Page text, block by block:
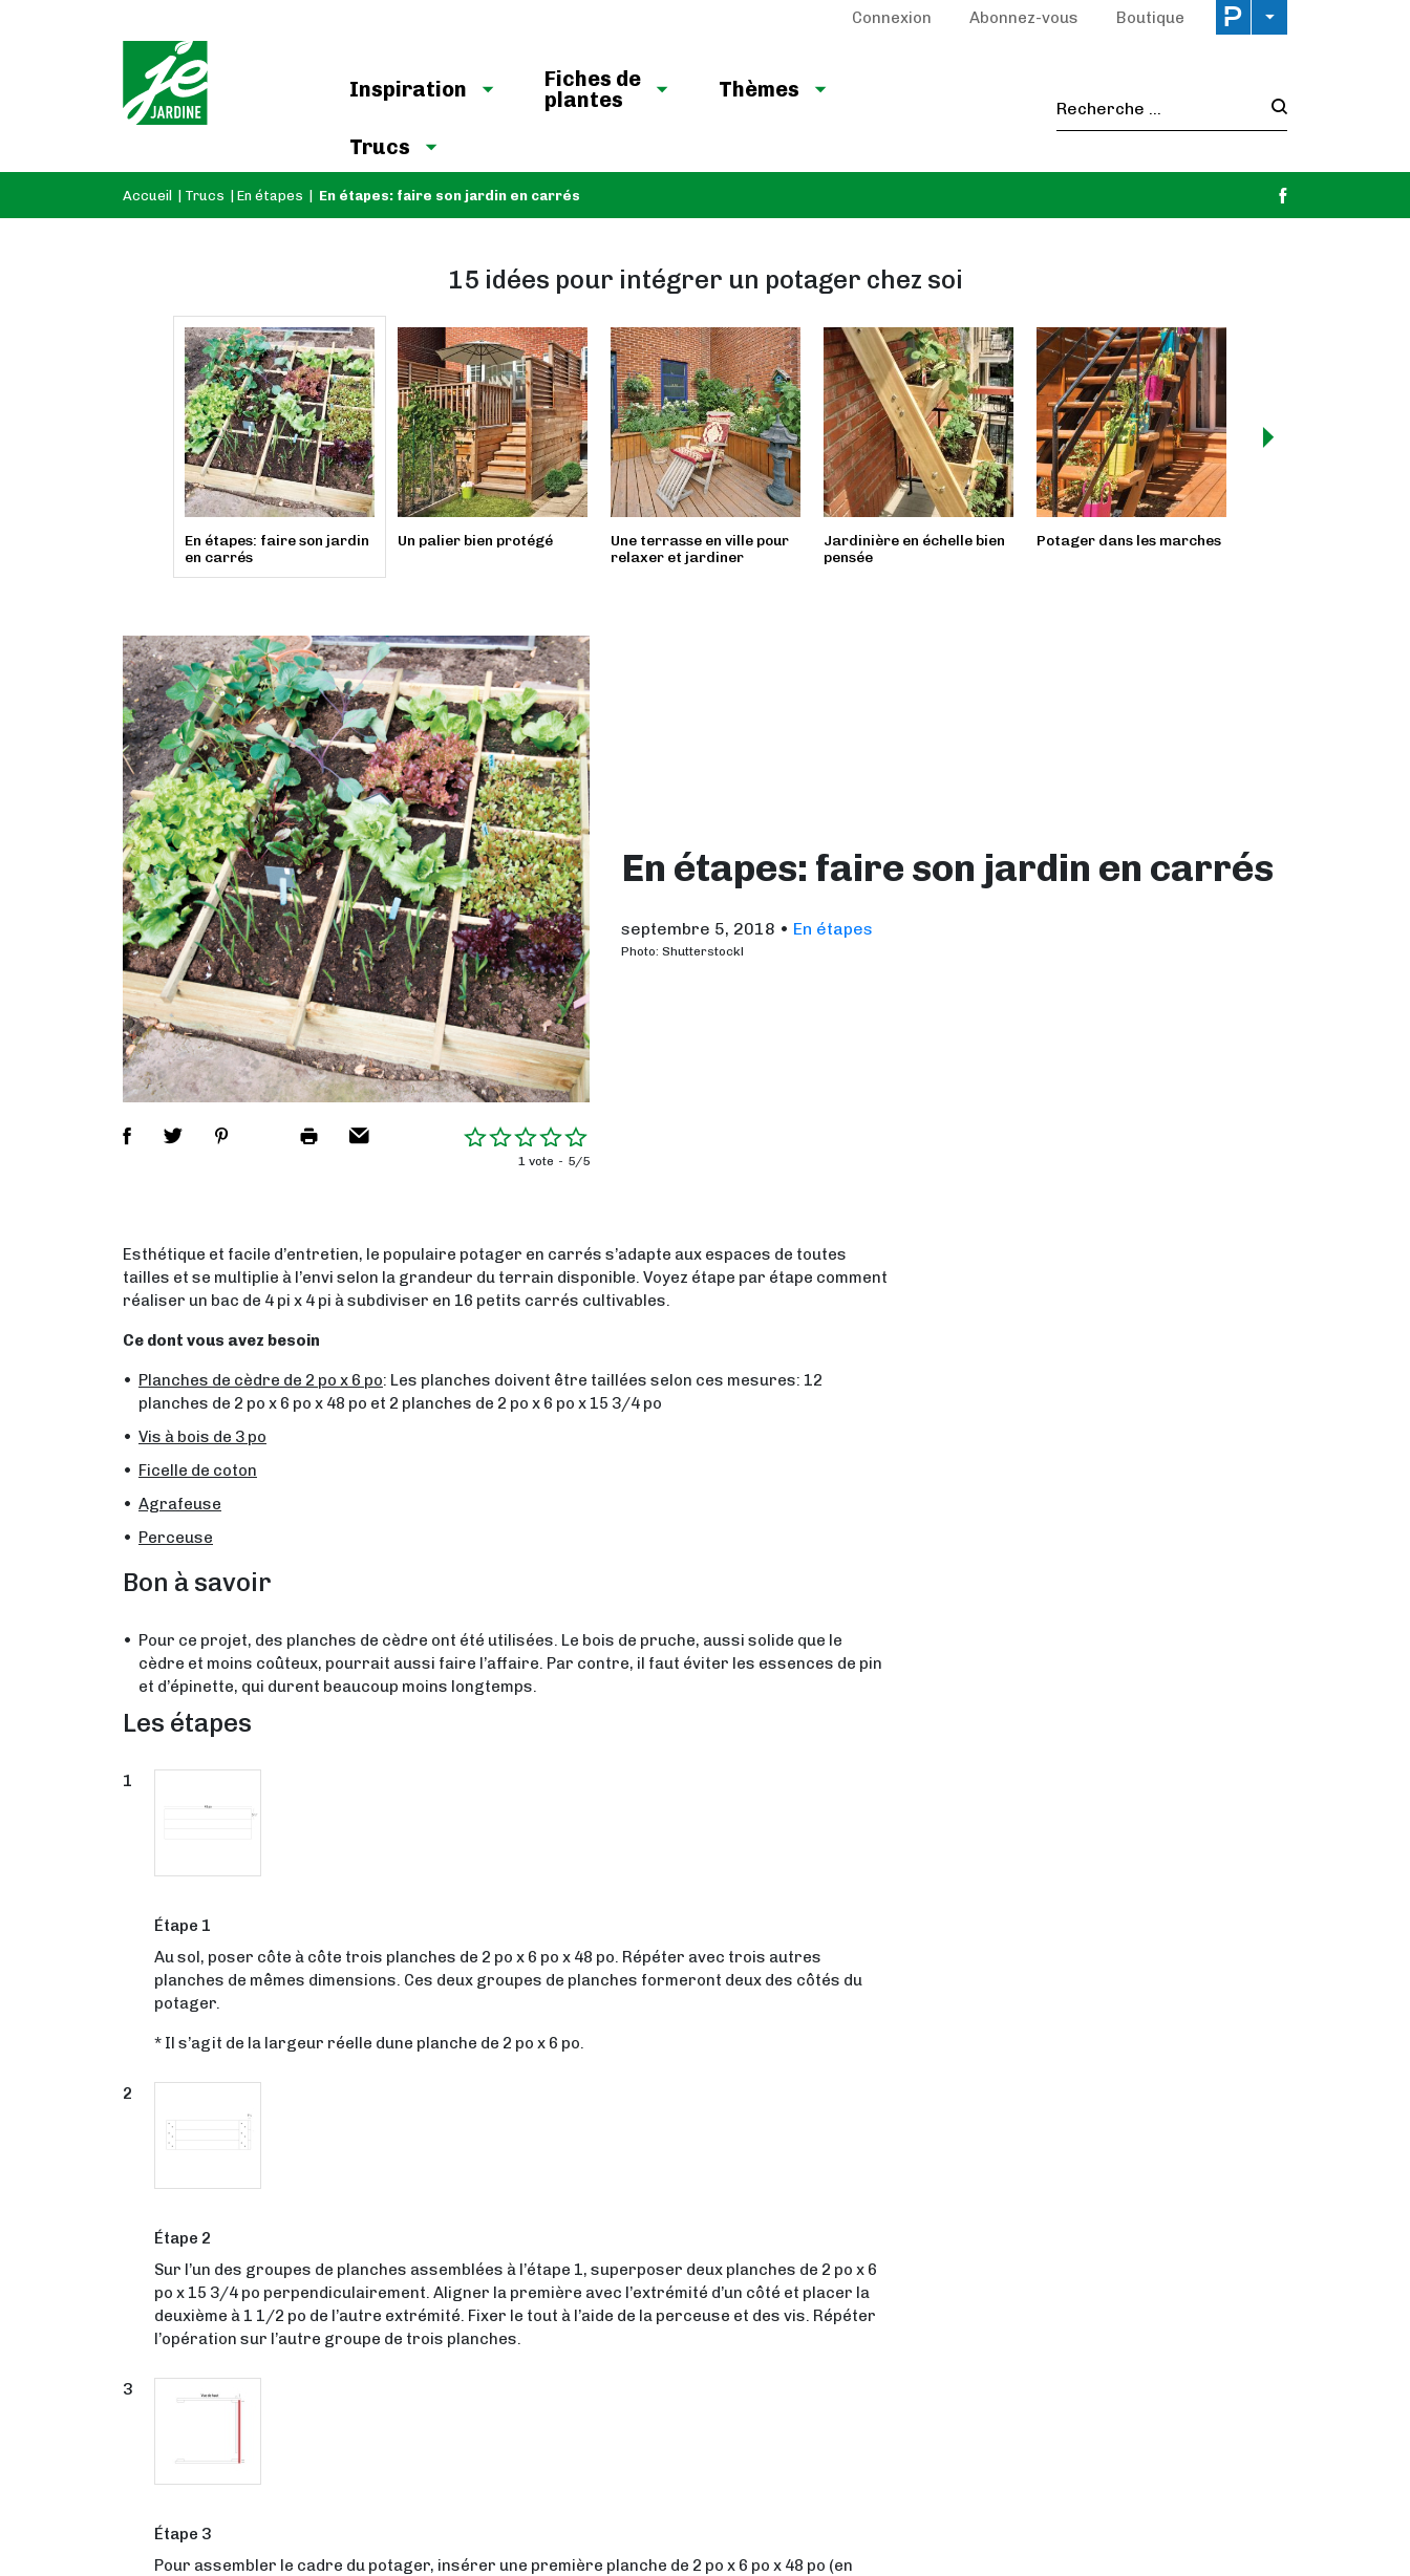
Connexion Abonnez-vous Boutique
Inspiration
Fiches de
plantes
Thèmes
Trucs
Recherche :
Accueil Trucs En étapes En étapes: faire son jardin en carrés
15 idées pour intégrer un potager chez soi
En étapes: faire son jardin
en carrés
Un palier bien protégé
Une terrasse en ville pour
relaxer et jardiner
Jardinière en échelle bien
pensée
Potager dans les marches
1 vote 5/5
En étapes: faire son jardin en carrés
septembre 5, 2018 • En étapes
Photo: Shutterstockl
Esthétique et facile d’entretien, le populaire potager en carrés s’adapte aux espaces de toutes
tailles et se multiplie à l’envi selon la grandeur du terrain disponible. Voyez étape par étape comment
réaliser un bac de 4 pi x 4 pi à subdiviser en 16 petits carrés cultivables.
Ce dont vous avez besoin
Planches de cèdre de 2 po x 6 po: Les planches doivent être taillées selon ces mesures: 12
planches de 2 po x 6 po x 48 po et 2 planches de 2 po x 6 po x 15 3/4 po
Vis à bois de 3 po
Ficelle de coton
Agrafeuse
Perceuse
Bon à savoir
Pour ce projet, des planches de cèdre ont été utilisées. Le bois de pruche, aussi solide que le
cèdre et moins coûteux, pourrait aussi faire l’affaire. Par contre, il faut éviter les essences de pin
et d’épinette, qui durent beaucoup moins longtemps.
Les étapes
Étape 1
Au sol, poser côte à côte trois planches de 2 po x 6 po x 48 po. Répéter avec trois autres
planches de mêmes dimensions. Ces deux groupes de planches formeront deux des côtés du
potager.
* Il s’agit de la largeur réelle dune planche de 2 po x 6 po.
Étape 2
Sur l’un des groupes de planches assemblées à l’étape 1, superposer deux planches de 2 po x 6
po x 15 3/4 po perpendiculairement. Aligner la première avec l’extrémité d’un côté et placer la
deuxième à 1 1/2 po de l’autre extrémité. Fixer le tout à l’aide de la perceuse et des vis. Répéter
l’opération sur l’autre groupe de trois planches.
Étape 3
Pour assembler le cadre du potager, insérer une première planche de 2 po x 6 po x 48 po (en